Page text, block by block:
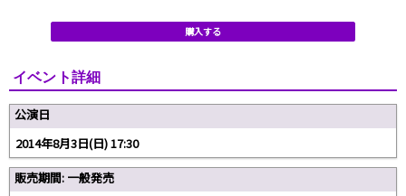
購入する
イベント詳細
公演日
2014年8月3日(日) 17:30
販売期間: 一般発売